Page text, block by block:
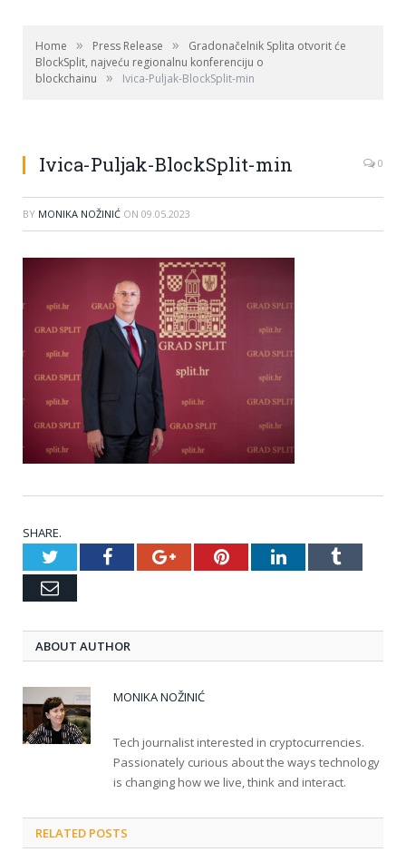
Home » Press Release »
Gradonačelnik Splita otvorit će
BlockSplit, najveću regionalnu konferenciju o
blockchainu
» Ivica-Puljak-BlockSplit-min
Ivica-Puljak-BlockSplit-min 0
BY MONIKA NOŽINIĆ ON 09.05.2023
SHARE.
TwitterFacebookGoogle+PinterestLinkedInTumblr
Email
ABOUT AUTHOR
MONIKA NOŽINIĆ
Tech journalist interested in cryptocurrencies.
Passionately curious about the ways technology
is changing how we live, think and interact.
RELATED POSTS